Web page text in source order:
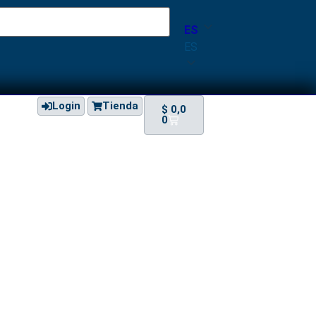
ES
ES
Login Tienda $ 0,0
0